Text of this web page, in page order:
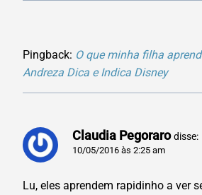
Pingback: O que minha filha
Andreza Dica e Indica Disney
Claudia Pegoraro disse:
10/05/2016 às 2:25 am
Lu, eles aprendem rapidinho a ver